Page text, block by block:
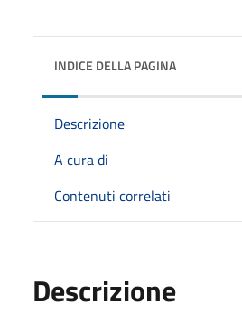
INDICE DELLA PAGINA
Descrizione
A cura di
Contenuti correlati
Descrizione